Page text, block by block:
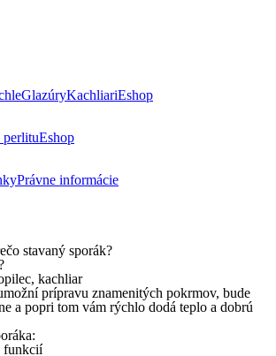
GlazúryKachliariEshop
perlituEshop
Právne informácie
stavaný sporák?
kachliar
prípravu znamenitých pokrmov, bude
a popri tom vám rýchlo dodá teplo a dobrú
funkcií